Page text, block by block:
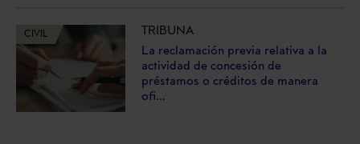
CIVIL
TRIBUNA
La reclamación previa relativa a la
actividad de concesión de
préstamos o créditos de manera
ofi...